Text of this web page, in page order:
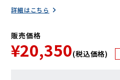
詳細はこちら
販売価格
¥20,350(税込価格)